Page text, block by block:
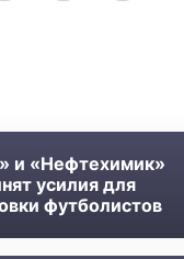
и «Нефтехимик»
усилия для
футболистов